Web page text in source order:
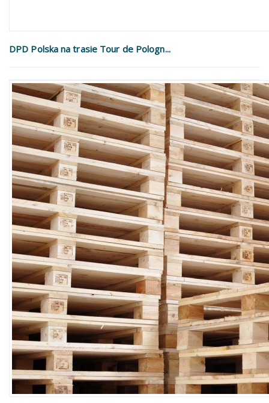
DPD Polska na trasie Tour de Pologn...